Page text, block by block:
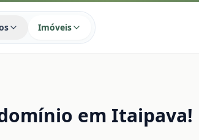
Imóveis
em Itaipava!